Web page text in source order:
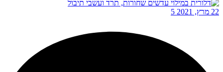
22 מרץ, 2021 5